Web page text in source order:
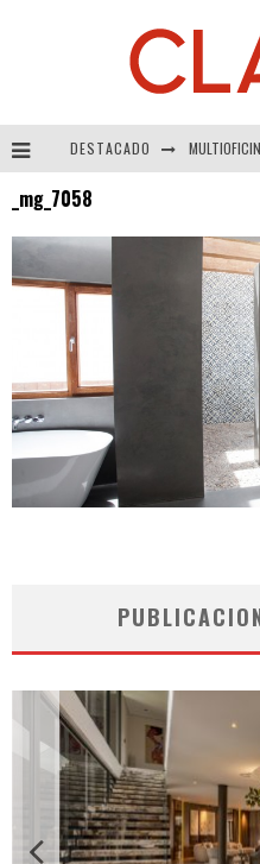
DESTACADO
_mg_7058